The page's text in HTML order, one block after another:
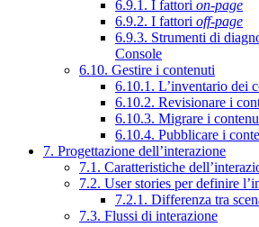
6.9.1. I fattori on-page
6.9.2. I fattori off-page
6.9.3. Strumenti di
Console
6.10. Gestire i contenuti
6.10.1. L’inventario dei
6.10.2. Revisionare i
6.10.3. Migrare i
6.10.4. Pubblicare i
7. Progettazione dell’interazione
7.1. Caratteristiche
7.2. User stories per definire
7.2.1. Differenza tra
7.3. Flussi di interazione